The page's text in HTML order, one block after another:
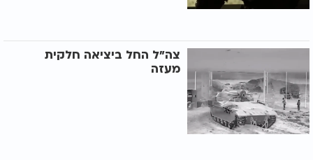
צה"ל החל ביציאה חלקית
מעזה